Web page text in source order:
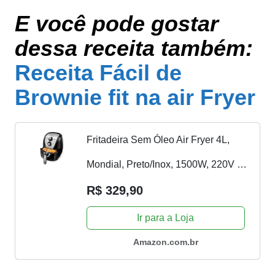
E você pode gostar
dessa receita também:
Receita Fácil de
Brownie fit na air Fryer
Fritadeira Sem Óleo Air Fryer 4L,
Mondial, Preto/Inox, 1500W, 220V -
AFN-40-BI
R$ 329,90
Ir para a Loja
Amazon.com.br